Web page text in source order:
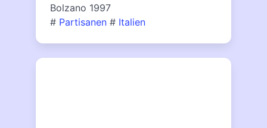
Bolzano 1997
# Partisanen # Italien